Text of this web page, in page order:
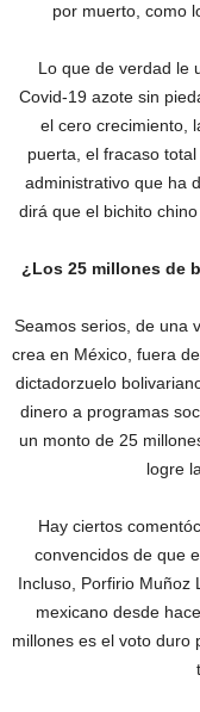
por muerto, como
Lo que de verdad le
Covid-19 azote sin
el cero crecimiento,
puerta, el fracaso
administrativo que ha
dirá que el bichito
¿Los 25 millones de
Seamos serios, de una
crea en México, fuera
dictadorzuelo
dinero a programas
un monto de 25
logre
Hay ciertos
convencidos de que
Incluso, Porfirio Muñoz
mexicano desde
millones es el voto duro